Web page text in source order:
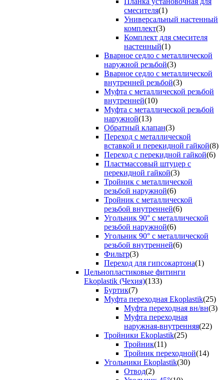
смесителя(1)
Универсальный настенный
комплект(3)
Комплект для смесителя
настенный(1)
Вварное седло с металлической
наружной резьбой(3)
Вварное седло с металлической
внутренней резьбой(3)
Муфта с металлической резьбой
внутренней(10)
Муфта с металлической резьбой
наружной(13)
Обратный клапан(3)
Переход с металлической
вставкой и перекидной гайкой(8)
Переход с перекидной гайкой(6)
Пластмассовый штуцер с
перекидной гайкой(3)
Тройник с металлической
резьбой наружной(6)
Тройник с металлической
резьбой внутренней(6)
Угольник 90° с металлической
резьбой наружной(6)
Угольник 90° с металлической
резьбой внутренней(6)
Фильтр(3)
Переход для гипсокартона(1)
Цельнопластиковые фитинги
Ekoplastik (Чехия)(133)
Буртик(7)
Муфта переходная Ekoplastik(25)
Муфта переходная вн/вн(3)
Муфта переходная
наружная-внутренняя(22)
Тройники Ekoplastik(25)
Тройник(11)
Тройник переходной(14)
Угольники Ekoplastik(30)
Отвод(2)